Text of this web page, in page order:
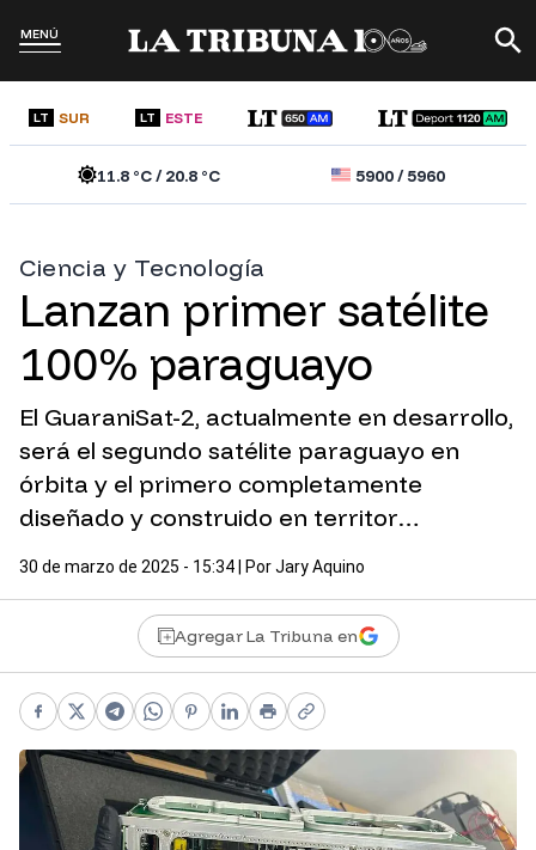
MENÚ
LT SUR LT ESTE
11.8°C /20.8°C 5900/5960
Ciencia y Tecnología
Lanzan primer satélite
100% paraguayo
El GuaraniSat-2, actualmente en desarrollo,
será el segundo satélite paraguayo en
órbita y el primero completamente
diseñado y construido en territor…
30 de marzo de 2025 - 15:34 | PorJary Aquino
Agregar La Tribuna en
Facebook
X Telegram
WhatsApp
Pinterest
LinkedIn
PrintCopy link